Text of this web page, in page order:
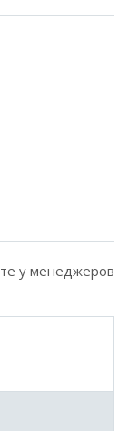
у менеджеров